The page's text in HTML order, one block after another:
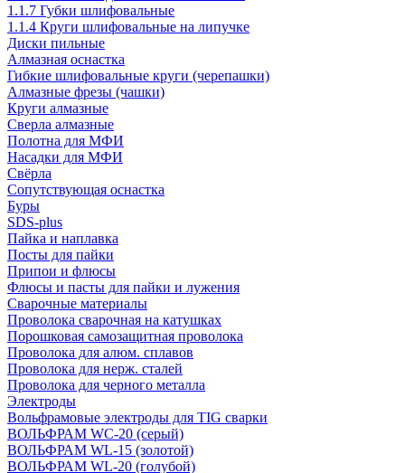
1.1.7 Губки шлифовальные
1.1.4 Круги шлифовальные на липучке
Диски пильные
Алмазная оснастка
Гибкие шлифовальные круги (черепашки)
Алмазные фрезы (чашки)
Круги алмазные
Сверла алмазные
Полотна для МФИ
Насадки для МФИ
Свёрла
Сопутствующая оснастка
Буры
SDS-plus
Пайка и наплавка
Посты для пайки
Припои и флюсы
Флюсы и пасты для пайки и лужения
Сварочные материалы
Проволока сварочная на катушках
Порошковая самозащитная проволока
Проволока для алюм. сплавов
Проволока для нерж. сталей
Проволока для черного металла
Электроды
Вольфрамовые электроды для TIG сварки
ВОЛЬФРАМ WC-20 (серый)
ВОЛЬФРАМ WL-15 (золотой)
ВОЛЬФРАМ WL-20 (голубой)